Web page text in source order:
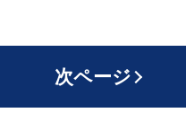
次ページ